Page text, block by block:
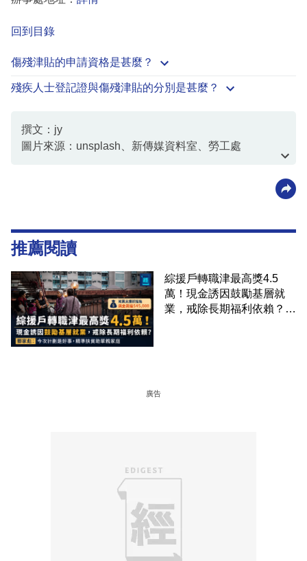
回到目錄
傷殘津貼的申請資格是甚麼？
殘疾人士登記證與傷殘津貼的分別是甚麼？
撰文：jy
圖片來源：unsplash、新傳媒資料室、勞工處
推薦閱讀
綜援戶轉職津最高獎4.5
萬！現金誘因鼓勵基層就
業，戒除長期福利依賴？鄧
廣告